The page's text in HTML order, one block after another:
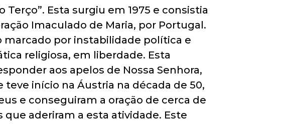
Esta surgiu em 1975 e consistia
Imaculado de Maria, por Portugal.
marcado por instabilidade política e
religiosa, em liberdade. Esta
aos apelos de Nossa Senhora,
início na Áustria na década de 50,
e conseguiram a oração de cerca de
aderiram a esta atividade. Este